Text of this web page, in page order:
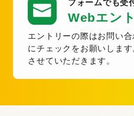
フォームでも受
Webエン
エントリーの際はお問い
にチェックをお願いしま
させていただきます。